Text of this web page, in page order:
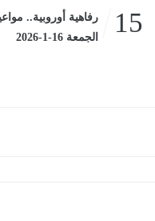
15
رفاهية أوروبية..
الجمعة 16-1-2026